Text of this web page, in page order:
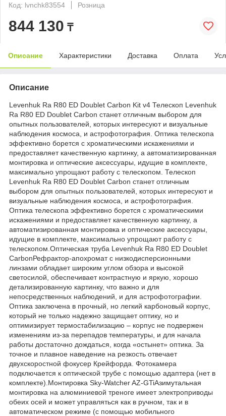
Код: lvnchk83554
Розница
844 130 ₸
Описание Характеристики Доставка Оплата
Описание
Levenhuk Ra R80 ED Doublet Carbon Kit v4 Телескоп Levenhuk
Ra R80 ED Doublet Carbon станет отличным выбором для
опытных пользователей, которых интересуют и визуальные
наблюдения космоса, и астрофотография. Оптика телескопа
эффективно борется с хроматическими искажениями и
предоставляет качественную картинку, а автоматизированная
монтировка и оптические аксессуары, идущие в комплекте,
максимально упрощают работу с телескопом. Телескоп
Levenhuk Ra R80 ED Doublet Carbon станет отличным
выбором для опытных пользователей, которых интересуют и
визуальные наблюдения космоса, и астрофотография.
Оптика телескопа эффективно борется с хроматическими
искажениями и предоставляет качественную картинку, а
автоматизированная монтировка и оптические аксессуары,
идущие в комплекте, максимально упрощают работу с
телескопом.Оптическая труба Levenhuk Ra R80 ED Doublet
CarbonРефрактор-апохромат с низкодисперсионными
линзами обладает широким углом обзора и высокой
светосилой, обеспечивает контрастную и яркую, хорошо
детализированную картинку, что важно и для
непосредственных наблюдений, и для астрофотографии.
Оптика заключена в прочный, но легкий карбоновый корпус,
который не только надежно защищает оптику, но и
оптимизирует термостабилизацию – корпус не подвержен
изменениям из-за перепадов температуры, и для начала
работы достаточно дождаться, когда «остынет» оптика. За
точное и плавное наведение на резкость отвечает
двухскоростной фокусер Крейфорда. Фотокамера
подключается к оптической трубе с помощью адаптера (нет в
комплекте).Монтировка Sky-Watcher AZ-GTiАзимутальная
монтировка на алюминиевой треноге имеет электроприводы
обеих осей и может управляться как в ручном, так и в
автоматическом режиме (с помощью мобильного